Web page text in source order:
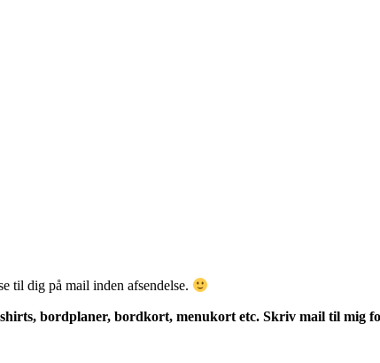
til dig på mail inden afsendelse.
bordplaner, bordkort, menukort etc. Skriv mail til mig